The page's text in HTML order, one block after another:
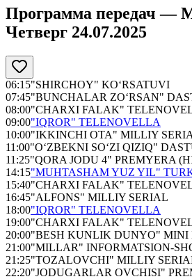
Программа передач —
Четверг 24.07.2025
06:15"SHIRCHOY" KO‘RSATUVI
07:45"BUNCHALAR ZO‘RSAN"
08:00"CHARXI FALAK"
09:00"IQROR" TELENOVELLA
10:00"IKKINCHI OTA" MILLIY
11:00"O‘ZBEKNI SO‘ZI QIZIQ"
11:25"QORA JODU 4" PREMYERA
14:15"MUHTASHAM YUZ YIL"
15:40"CHARXI FALAK"
16:45"ALFONS" MILLIY SERIAL
18:00"IQROR" TELENOVELLA
19:00"CHARXI FALAK"
20:00"BESH KUNLIK DUNYO" MINI
21:00"MILLAR" INFORMATSION-
21:25"TOZALOVCHI" MILLIY
22:20"JODUGARLAR OVCHISI"